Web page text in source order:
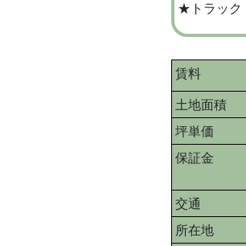
★トラック
賃料
土地面積
坪単価
保証金
交通
所在地